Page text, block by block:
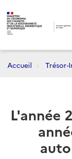
Accueil Trésor-
L'année